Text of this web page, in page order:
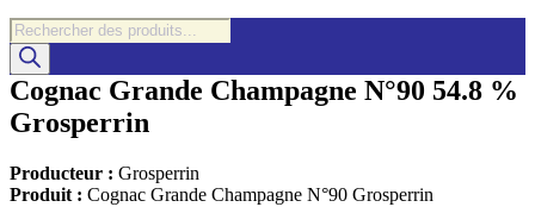
Recherche
de
produits
Cognac Grande Champagne N°90 54.8 %
Grosperrin
Producteur : Grosperrin
Produit : Cognac Grande Champagne N°90 Grosperrin